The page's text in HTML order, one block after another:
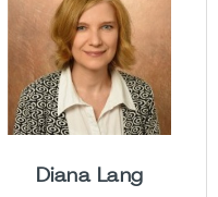
Diana Lang